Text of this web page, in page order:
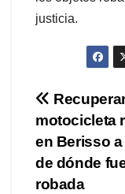
justicia.
de
motocicleta
en Berisso
de dónde
robada